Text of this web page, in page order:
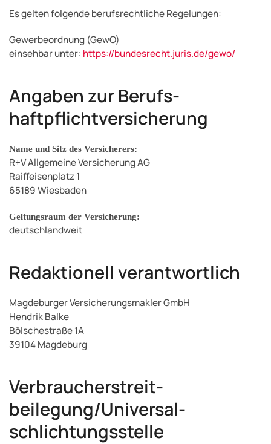
Es gelten folgende berufsrechtliche Regelungen:
Gewerbeordnung (GewO)
einsehbar unter: https://bundesrecht.juris.de/gewo/
Angaben zur Berufs­
haftpflicht­versicherung
Name und Sitz des Versicherers:
R+V Allgemeine Versicherung AG
Raiffeisenplatz 1
65189 Wiesbaden
Geltungsraum der Versicherung:
deutschlandweit
Redaktionell verantwortlich
Magdeburger Versicherungsmakler GmbH
Hendrik Balke
Bölschestraße 1A
39104 Magdeburg
Verbraucher­streit­
beilegung/Universal­
schlichtungs­stelle